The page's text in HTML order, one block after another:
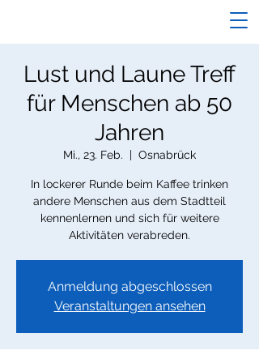
Lust und Laune Treff
für Menschen ab 50
Jahren
Mi., 23. Feb.
  |
Osnabrück
In lockerer Runde beim Kaffee trinken
andere Menschen aus dem Stadtteil
kennenlernen und sich für weitere
Aktivitäten verabreden.
Anmeldung abgeschlossen
Veranstaltungen ansehen